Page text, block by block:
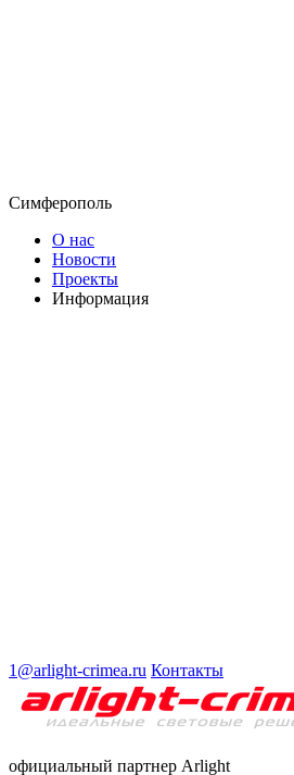
Симферополь
О нас
Новости
Проекты
Информация
1@arlight-crimea.ru Контакты
официальный партнер Arlight